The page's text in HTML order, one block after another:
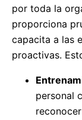
por toda la
proporciona
capacita a las
proactivas.
personal